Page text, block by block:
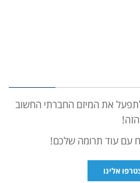
ולתפעל את המיזם החברתי החשוב
הזה!
עם עוד תרומה שלכם!
אלינו